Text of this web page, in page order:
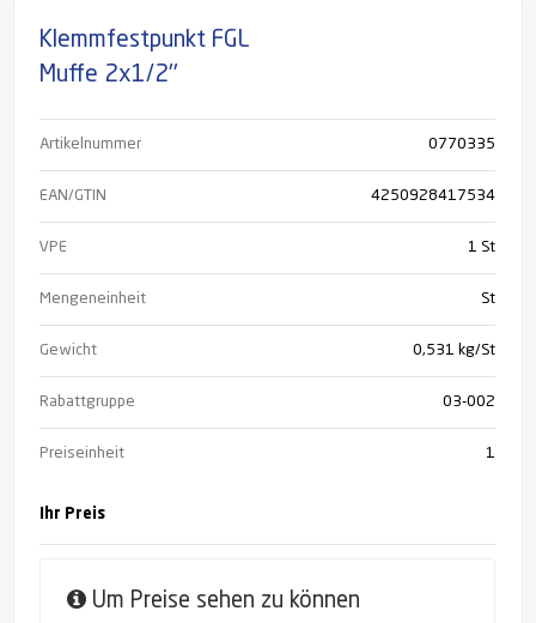
Klemmfestpunkt FGL
Muffe 2x1/2''
Artikelnummer 0770335
EAN/GTIN 4250928417534
VPE 1 St
Mengeneinheit St
Gewicht 0,531 kg/St
Rabattgruppe 03-002
Preiseinheit 1
Ihr Preis
Um Preise sehen zu können